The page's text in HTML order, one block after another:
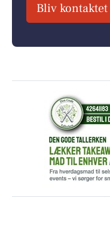
Bliv kontaktet